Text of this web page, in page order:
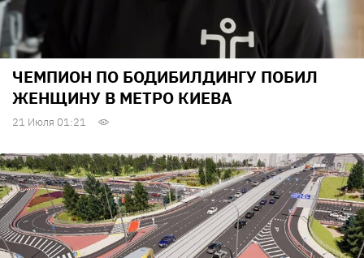
ЧЕМПИОН ПО БОДИБИЛДИНГУ ПОБИЛ
ЖЕНЩИНУ В МЕТРО КИЕВА
21 Июля 01:21